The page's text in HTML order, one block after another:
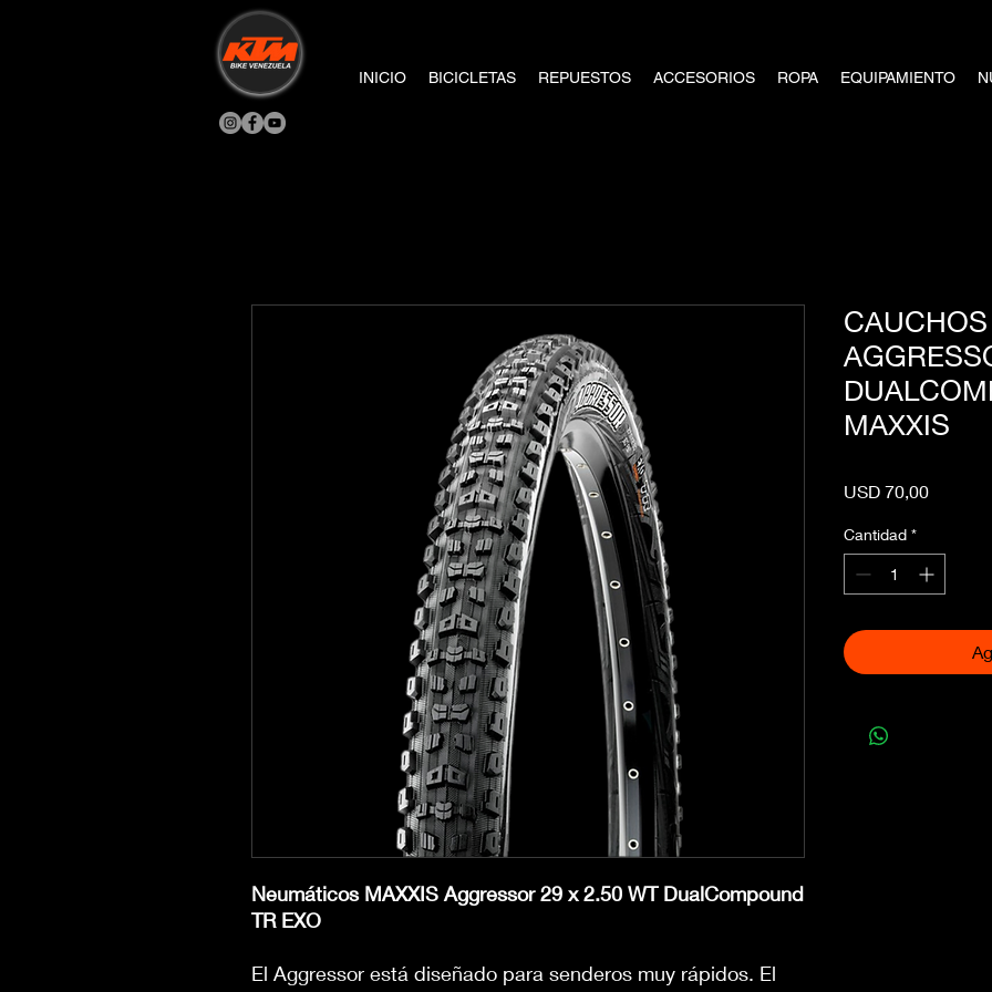
INICIO BICICLETAS REPUESTOS ACCESORIOS ROPA EQUIPAMIENTO
Neumáticos MAXXIS Aggressor 29 x 2.50 WT DualCompound
TR EXO
El Aggressor está diseñado para senderos muy rápidos. El
MAXXIS
USD 70,00Precio
Cantidad *